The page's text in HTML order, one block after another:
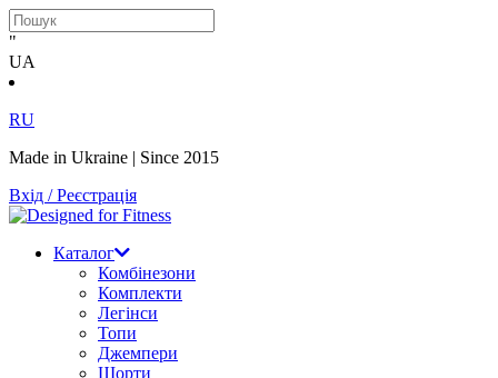
"
UA
RU
Made in Ukraine | Since 2015
Вхід / Реєстрація
Каталог
Комбінезони
Комплекти
Легінси
Топи
Джемпери
Шорти